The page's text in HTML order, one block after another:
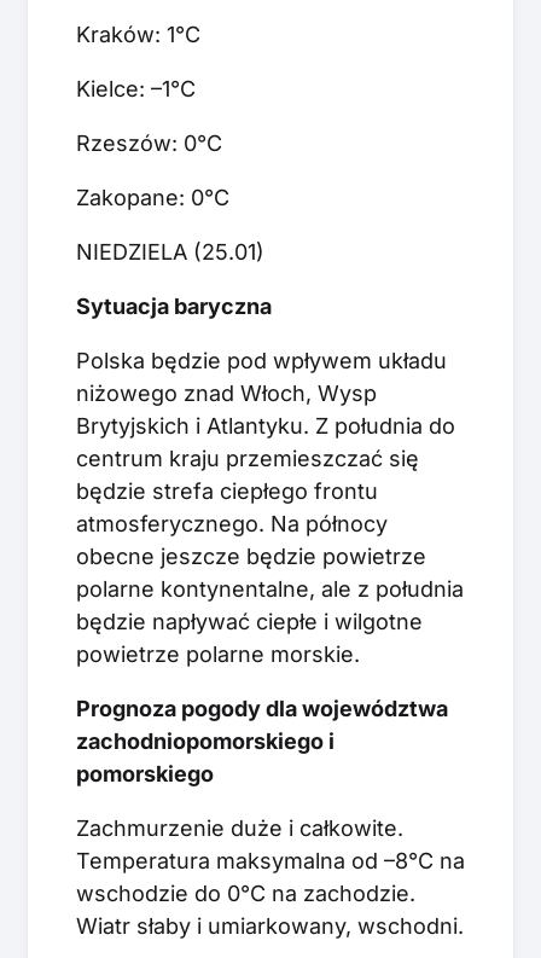
Kraków: 1°C
Kielce: –1°C
Rzeszów: 0°C
Zakopane: 0°C
NIEDZIELA (25.01)
Sytuacja baryczna
Polska będzie pod wpływem układu
niżowego znad Włoch, Wysp
Brytyjskich i Atlantyku. Z południa do
centrum kraju przemieszczać się
będzie strefa ciepłego frontu
atmosferycznego. Na północy
obecne jeszcze będzie powietrze
polarne kontynentalne, ale z południa
będzie napływać ciepłe i wilgotne
powietrze polarne morskie.
Prognoza pogody dla województwa
zachodniopomorskiego i
pomorskiego
Zachmurzenie duże i całkowite.
Temperatura maksymalna od –8°C na
wschodzie do 0°C na zachodzie.
Wiatr słaby i umiarkowany, wschodni.